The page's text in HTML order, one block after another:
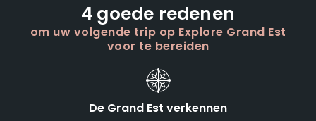
4 goede redenen
om uw volgende trip op Explore Grand Est
voor te bereiden
De Grand Est verkennen